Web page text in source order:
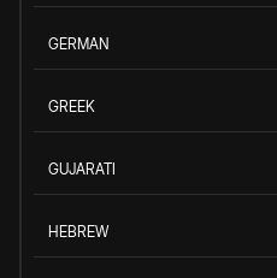
GERMAN
GREEK
GUJARATI
HEBREW